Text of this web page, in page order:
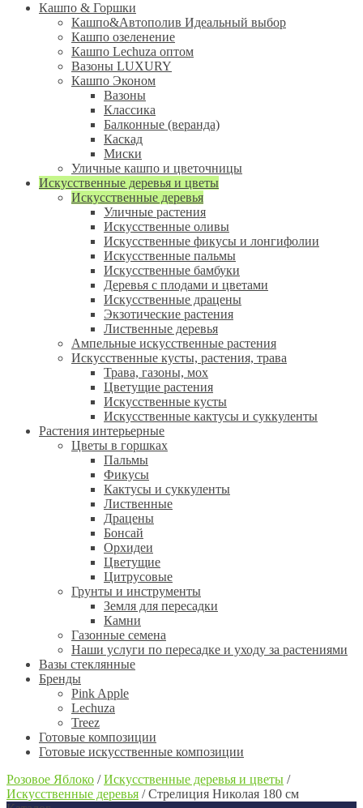
Кашпо & Горшки
Кашпо&Автополив Идеальный выбор
Кашпо озеленение
Кашпо Lechuza оптом
Вазоны LUXURY
Кашпо Эконом
Вазоны
Классика
Балконные (веранда)
Каскад
Миски
Уличные кашпо и цветочницы
Искусственные деревья и цветы
Искусственные деревья
Уличные растения
Искусственные оливы
Искусственные фикусы и лонгифолии
Искусственные пальмы
Искусственные бамбуки
Деревья с плодами и цветами
Искусственные драцены
Экзотические растения
Лиственные деревья
Ампельные искусственные растения
Искусственные кусты, растения, трава
Трава, газоны, мох
Цветущие растения
Искусственные кусты
Искусственные кактусы и суккуленты
Растения интерьерные
Цветы в горшках
Пальмы
Фикусы
Кактусы и суккуленты
Лиственные
Драцены
Бонсай
Орхидеи
Цветущие
Цитрусовые
Грунты и инструменты
Земля для пересадки
Камни
Газонные семена
Наши услуги по пересадке и уходу за растениями
Вазы стеклянные
Бренды
Pink Apple
Lechuza
Treez
Готовые композиции
Готовые искусственные композиции
Розовое Яблоко /Искусственные деревья и цветы /
Искусственные деревья /Стрелиция Николая 180 см